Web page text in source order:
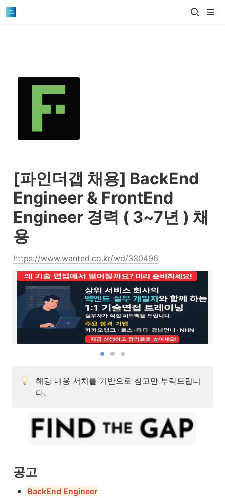
[파인더갭 채용] BackEnd
Engineer & FrontEnd
Engineer 경력 ( 3~7년 ) 채
용
https://www.wanted.co.kr/wd/330496
해당 내용 서치를 기반으로 참고만 부탁드립니
다.
공고
• BackEnd Engineer